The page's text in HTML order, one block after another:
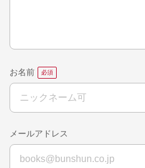
お名前
メールアドレス